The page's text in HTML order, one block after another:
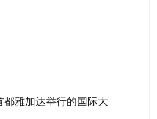
雅加达举行的国际大